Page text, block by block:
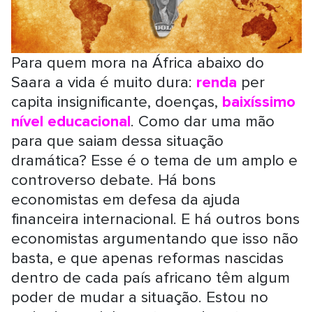
Para quem mora na África abaixo do
Saara a vida é muito dura: renda per
capita insignificante, doenças, baixíssimo
nível educacional. Como dar uma mão
para que saiam dessa situação
dramática? Esse é o tema de um amplo e
controverso debate. Há bons
economistas em defesa da ajuda
financeira internacional. E há outros bons
economistas argumentando que isso não
basta, e que apenas reformas nascidas
dentro de cada país africano têm algum
poder de mudar a situação. Estou no